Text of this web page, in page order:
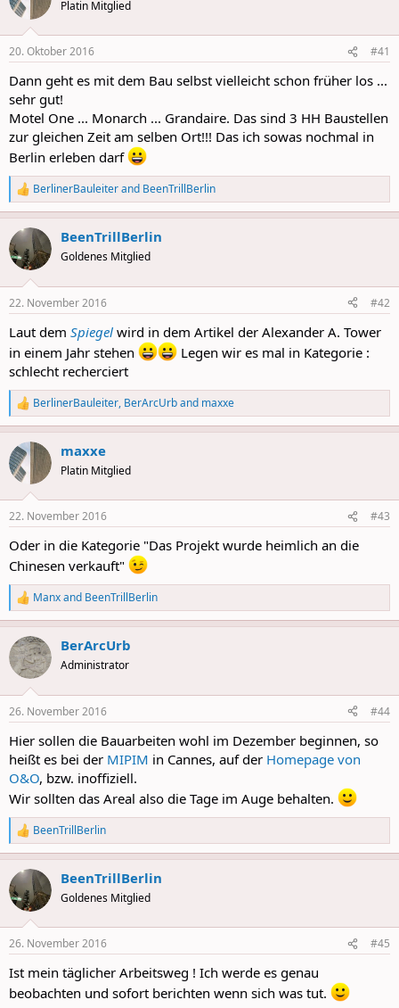
i
s
Platin Mitglied
20. Oktober 2016 #41
Dann geht es mit dem Bau selbst vielleicht schon früher los ...
sehr gut!
Motel One ... Monarch ... Grandaire. Das sind 3 HH Baustellen
zur gleichen Zeit am selben Ort!!! Das ich sowas nochmal in
Berlin erleben darf
R
e
a
c
t
i
s
BerlinerBauleiterand BeenTrillBerlin
BeenTrillBerlin
Goldenes Mitglied
22. November 2016 #42
Laut dem Spiegel wird in dem Artikel der Alexander A. Tower
in einem Jahr stehen
Legen wir es mal in Kategorie :
schlecht recherciert
R
e
a
c
t
i
s
BerlinerBauleiter, BerArcUrband maxxe
maxxe
Platin Mitglied
22. November 2016 #43
Oder in die Kategorie "Das Projekt wurde heimlich an die
Chinesen verkauft"
R
e
a
c
t
i
s
Manxand BeenTrillBerlin
BerArcUrb
Administrator
26. November 2016 #44
Hier sollen die Bauarbeiten wohl im Dezember beginnen, so
heißt es bei der MIPIM in Cannes, auf der Homepage von
O&O, bzw. inoffiziell.
Wir sollten das Areal also die Tage im Auge behalten.
R
e
a
c
t
i
s
BeenTrillBerlin
BeenTrillBerlin
Goldenes Mitglied
26. November 2016 #45
Ist mein täglicher Arbeitsweg ! Ich werde es genau
beobachten und sofort berichten wenn sich was tut.